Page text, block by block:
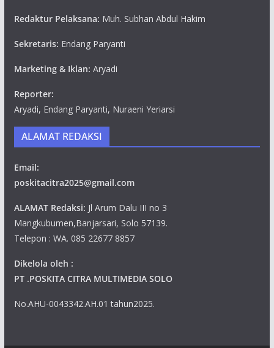
Redaktur Pelaksana: Muh. Subhan Abdul Hakim
Sekretaris: Endang Paryanti
Marketing & Iklan: Aryadi
Reporter:
Aryadi, Endang Paryanti, Nuraeni Yeriarsi
ALAMAT REDAKSI
Email:
poskitacitra2025@gmail.com
ALAMAT Redaksi: Jl Arum Dalu III no 3
Mangkubumen,Banjarsari, Solo 57139.
Telepon : WA. 085 22677 8857
Dikelola oleh :
PT .POSKITA CITRA MULTIMEDIA SOLO
No.AHU-0043342.AH.01 tahun2025.